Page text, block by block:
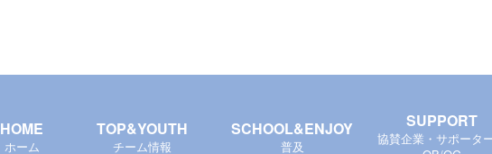
HOME
ホーム
TOP&YOUTH
チーム情報
SCHOOL&ENJOY
普及
SUPPORT
協賛企業・サポータ